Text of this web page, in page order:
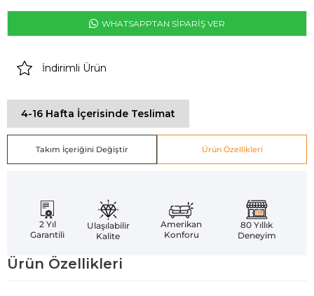
WHATSAPPTAN SİPARİŞ VER
İndirimli Ürün
4-16 Hafta İçerisinde Teslimat
Takım İçeriğini Değiştir Ürün Özellikleri
2 Yıl
Garantili
Ulaşılabilir
Kalite
Amerikan
Konforu
80 Yıllık
Deneyim
Ürün Özellikleri